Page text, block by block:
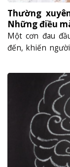
Thường
Những điều
Một cơn đau
đến, khiến
khi triệu chứng
không biết hiện